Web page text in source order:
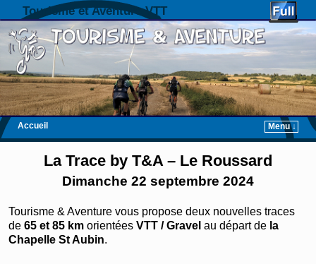
Tourisme et Aventure VTT
Accueil
Menu ↓
Skip to primary content
Aller au contenu secondaire
La Trace by T&A – Le Roussard
Dimanche 22 septembre 2024
Tourisme & Aventure vous propose deux nouvelles traces
de 65 et 85 km orientées VTT / Gravel au départ de la
Chapelle St Aubin.